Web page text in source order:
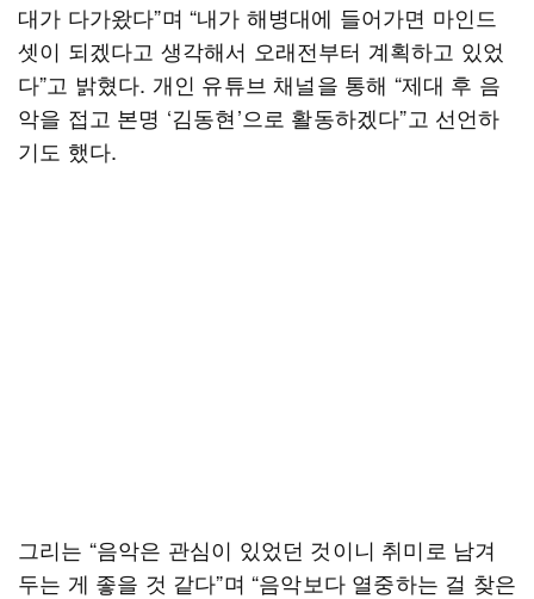
대가 다가왔다”며 “내가 해병대에 들어가면 마인드
셋이 되겠다고 생각해서 오래전부터 계획하고 있었
다”고 밝혔다. 개인 유튜브 채널을 통해 “제대 후 음
악을 접고 본명 ‘김동현’으로 활동하겠다”고 선언하
기도 했다.
그리는 “음악은 관심이 있었던 것이니 취미로 남겨
두는 게 좋을 것 같다”며 “음악보다 열중하는 걸 찾은